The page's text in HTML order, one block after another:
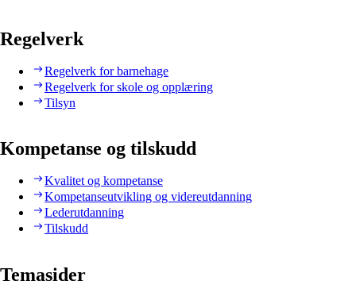
Regelverk
Regelverk for barnehage
Regelverk for skole og opplæring
Tilsyn
Kompetanse og tilskudd
Kvalitet og kompetanse
Kompetanseutvikling og videreutdanning
Lederutdanning
Tilskudd
Temasider